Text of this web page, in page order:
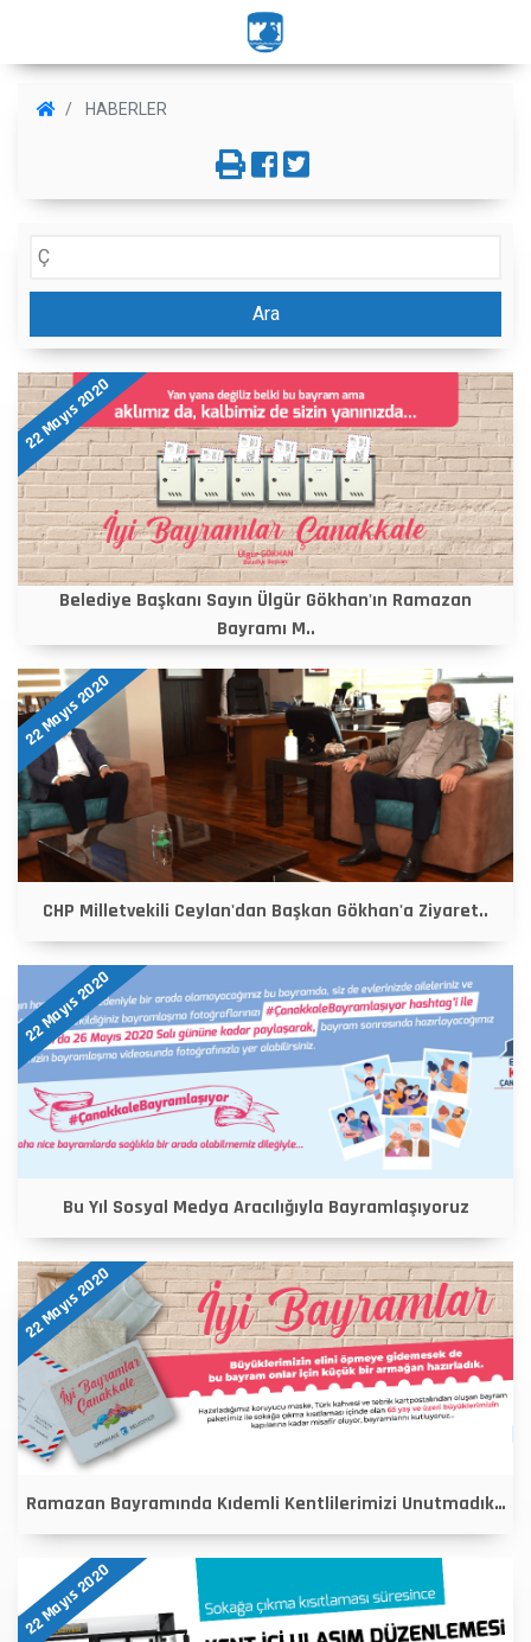
HABERLER
Ara
22 Mayıs 2020
Belediye Başkanı Sayın Ülgür Gökhan'ın Ramazan
Bayramı M..
22 Mayıs 2020
CHP Milletvekili Ceylan'dan Başkan Gökhan'a Ziyaret..
22 Mayıs 2020
Bu Yıl Sosyal Medya Aracılığıyla Bayramlaşıyoruz
22 Mayıs 2020
Ramazan Bayramında Kıdemli Kentlilerimizi Unutmadık…
22 Mayıs 2020